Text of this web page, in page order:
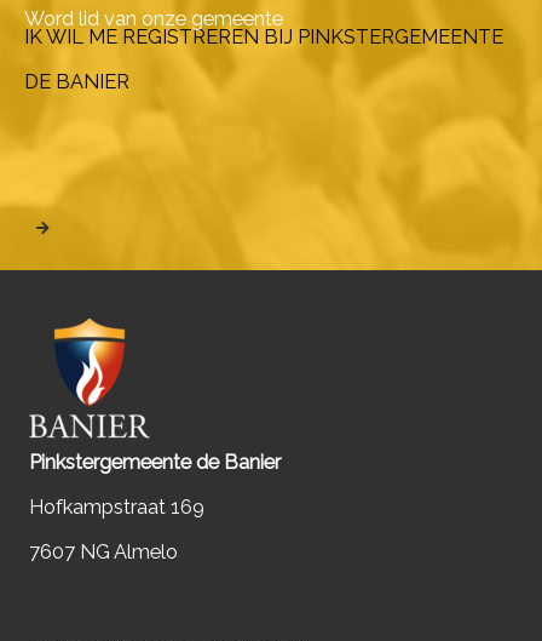
Word lid van onze gemeente
IK WIL ME REGISTREREN BIJ PINKSTERGEMEENTE
DE BANIER
Pinkstergemeente de Banier
Hofkampstraat 169
7607 NG Almelo